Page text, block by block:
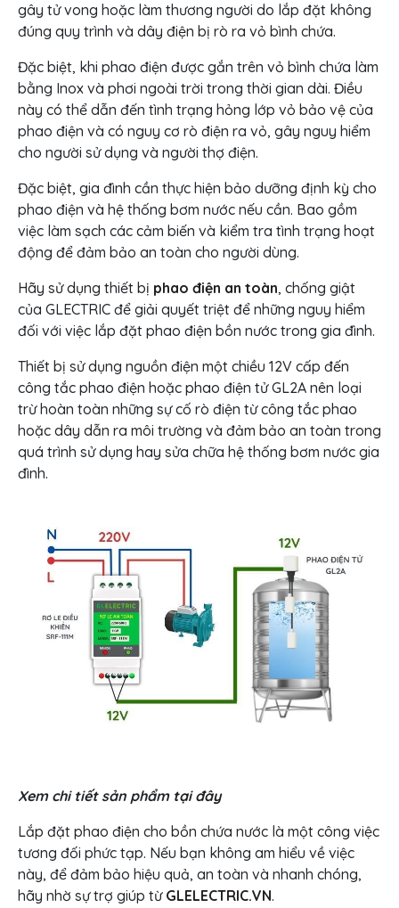
gây tử vong hoặc làm thương người do lắp đặt không
đúng quy trình và dây điện bị rò ra vỏ bình chứa.
Đặc biệt, khi phao điện được gắn trên vỏ bình chứa làm
bằng Inox và phơi ngoài trời trong thời gian dài. Điều
này có thể dẫn đến tình trạng hỏng lớp vỏ bảo vệ của
phao điện và có nguy cơ rò điện ra vỏ, gây nguy hiểm
cho người sử dụng và người thợ điện.
Đặc biệt, gia đình cần thực hiện bảo dưỡng định kỳ cho
phao điện và hệ thống bơm nước nếu cần. Bao gồm
việc làm sạch các cảm biến và kiểm tra tình trạng hoạt
động để đảm bảo an toàn cho người dùng.
Hãy sử dụng thiết bị phao điện an toàn, chống giật
của GLECTRIC để giải quyết triệt để những nguy hiểm
đối với việc lắp đặt phao điện bồn nước trong gia đình.
Thiết bị sử dụng nguồn điện một chiều 12V cấp đến
công tắc phao điện hoặc phao điện tử GL2A nên loại
trừ hoàn toàn những sự cố rò điện từ công tắc phao
hoặc dây dẫn ra môi trường và đảm bảo an toàn trong
quá trình sử dụng hay sửa chữa hệ thống bơm nước gia
đình.
Xem chi tiết sản phẩm tại đây
Lắp đặt phao điện cho bồn chứa nước là một công việc
tương đối phức tạp. Nếu bạn không am hiểu về việc
này, để đảm bảo hiệu quả, an toàn và nhanh chóng,
hãy nhờ sự trợ giúp từ GLELECTRIC.VN.